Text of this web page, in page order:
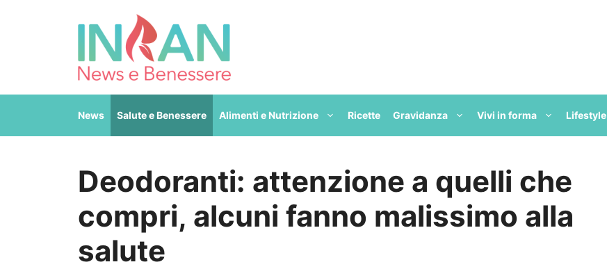
News Salute e Benessere Alimenti e Nutrizione Ricette Gravidanza Vivi in forma Lifestyle
Deodoranti: attenzione a quelli che
compri, alcuni fanno malissimo alla
salute